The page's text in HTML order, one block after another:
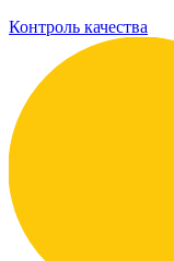
Контроль качества